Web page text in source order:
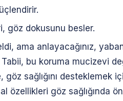
göz dokusunu besler.
ama anlayacağınız,
bu koruma mucizevi
sağlığını
göz sağlığında